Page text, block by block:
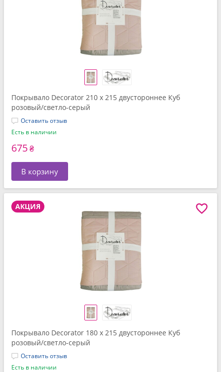
Покрывало Decorator 210 x 215 двустороннее Куб
розовый/светло-серый
Оставить отзыв
Есть в наличии
675₴
В корзину
АКЦИЯ
Покрывало Decorator 180 x 215 двустороннее Куб
розовый/светло-серый
Оставить отзыв
Есть в наличии